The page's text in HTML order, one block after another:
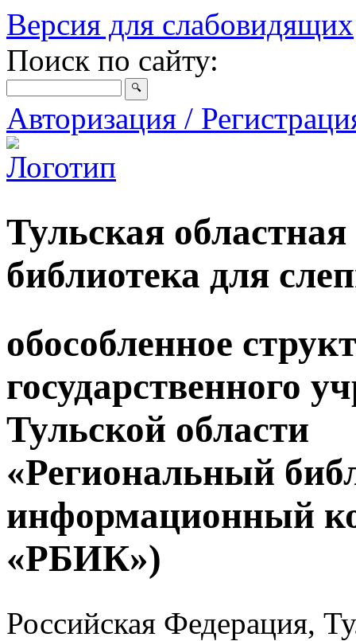
Версия для слабовидящих
Поиск по сайту:
Авторизация /
Тульская
библиотека для
обособленное
государственного
Тульской области
«Региональный
информационный
«РБИК»)
Российская Федерация,